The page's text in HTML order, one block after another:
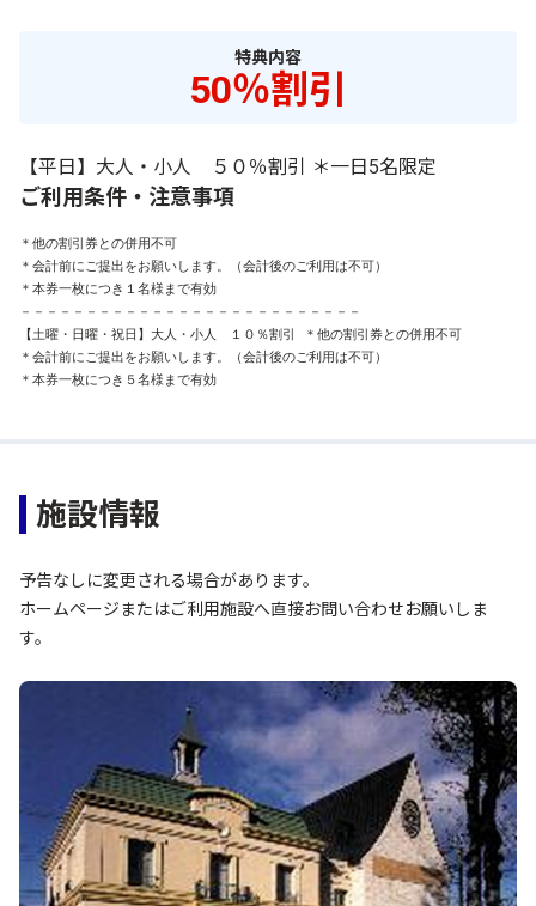
特典内容
50％割引
【平日】大人・小人 ５０％割引 ＊一日5名限定
ご利用条件・注意事項
＊他の割引券との併用不可
＊会計前にご提出をお願いします。（会計後のご利用は不可）
＊本券一枚につき１名様まで有効
－－－－－－－－－－－－－－－－－－－－－－－－－－
【土曜・日曜・祝日】大人・小人　１０％割引 ＊他の割引券との併用不可
＊会計前にご提出をお願いします。（会計後のご利用は不可）
＊本券一枚につき５名様まで有効
施設情報
予告なしに変更される場合があります。
ホームページまたはご利用施設へ直接お問い合わせお願いしま
す。